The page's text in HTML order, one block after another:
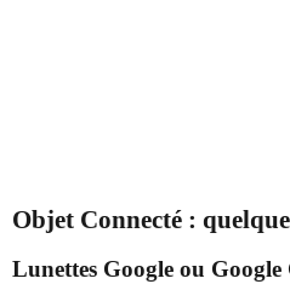
Objet Connecté :
Lunettes Google ou Google